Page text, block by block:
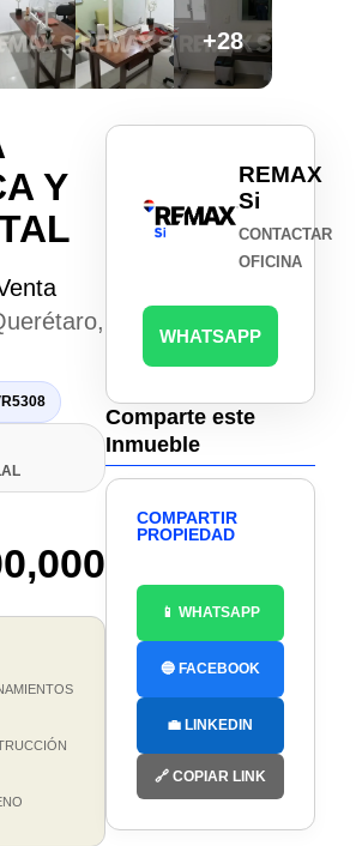
+28
Y
REMAX
Si
CONTACTAR
OFICINA
WHATSAPP
Comparte este
Inmueble
COMPARTIR
PROPIEDAD
📱 WHATSAPP
🔵 FACEBOOK
💼 LINKEDIN
🔗 COPIAR LINK